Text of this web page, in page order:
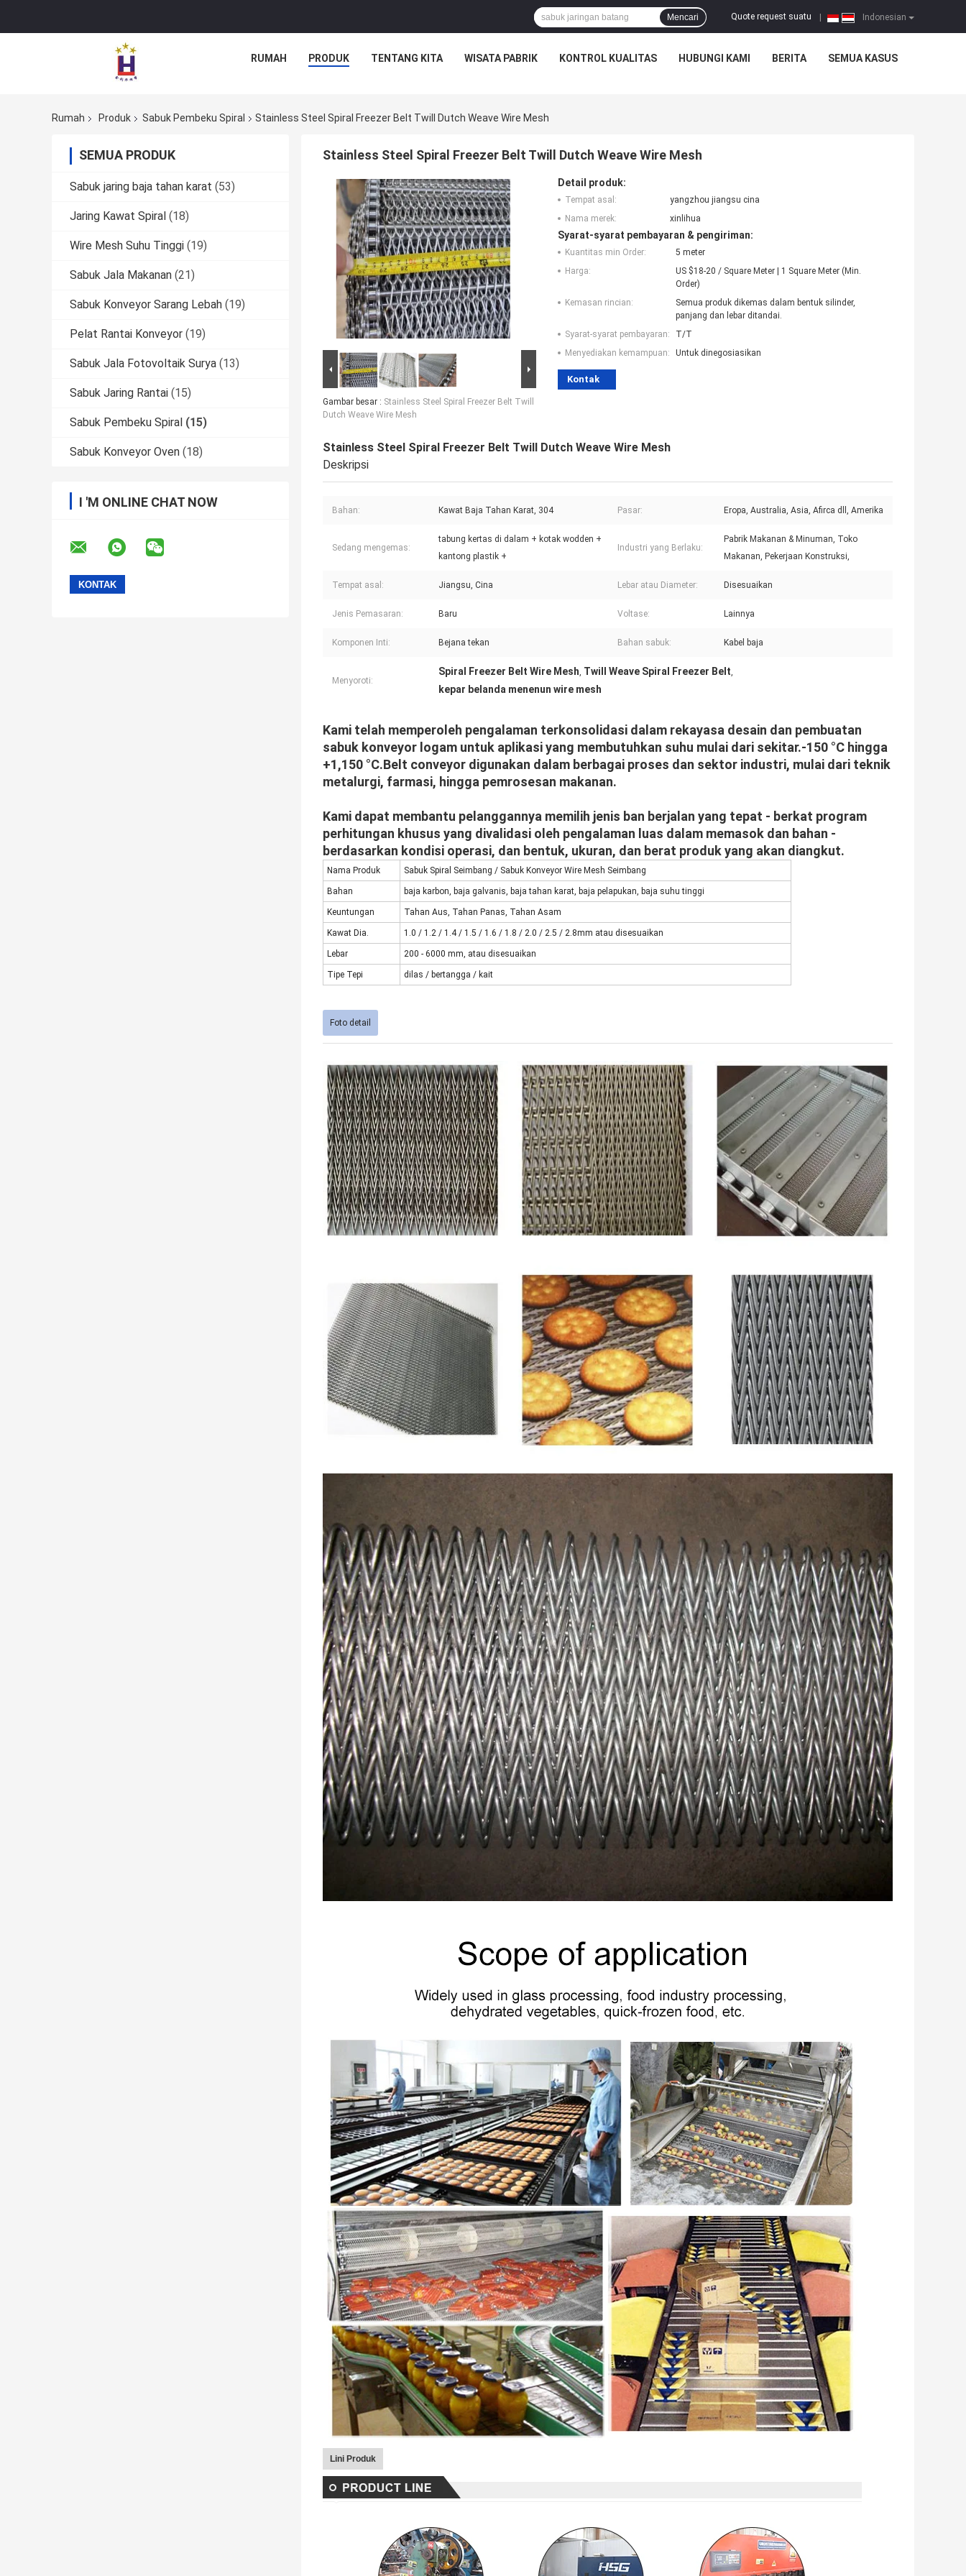
Indonesian
Quote request suatu
Mencari
RUMAH PRODUK TENTANG KITA WISATA PABRIK KONTROL KUALITAS HUBUNGI KAMI BERITA SEMUA KASUS
Rumah Produk Sabuk Pembeku Spiral Stainless Steel Spiral Freezer Belt Twill Dutch Weave Wire Mesh
SEMUA PRODUK
Sabuk jaring baja tahan karat (53)
Jaring Kawat Spiral (18)
Wire Mesh Suhu Tinggi (19)
Sabuk Jala Makanan (21)
Sabuk Konveyor Sarang Lebah (19)
Pelat Rantai Konveyor (19)
Sabuk Jala Fotovoltaik Surya (13)
Sabuk Jaring Rantai (15)
Sabuk Pembeku Spiral (15)
Sabuk Konveyor Oven (18)
I 'M ONLINE CHAT NOW
Stainless Steel Spiral Freezer Belt Twill Dutch Weave Wire Mesh
Gambar besar : Stainless Steel Spiral Freezer Belt Twill
Dutch Weave Wire Mesh
Detail produk:
Tempat asal:
yangzhou jiangsu cina
Nama merek:
xinlihua
Syarat-syarat pembayaran & pengiriman:
Kuantitas min Order:
5 meter
Harga:
US $18-20 / Square Meter | 1 Square Meter (Min.
Order)
Kemasan rincian:
Semua produk dikemas dalam bentuk silinder,
panjang dan lebar ditandai.
Syarat-syarat pembayaran:
T/T
Menyediakan kemampuan:
Untuk dinegosiasikan
Kontak
Stainless Steel Spiral Freezer Belt Twill Dutch Weave Wire Mesh
Deskripsi
Bahan: Kawat Baja Tahan Karat, 304 Pasar: Eropa, Australia, Asia, Afirca dll, Amerika
Sedang mengemas:
tabung kertas di dalam + kotak wodden +
kantong plastik +
Industri yang Berlaku:
Pabrik Makanan & Minuman, Toko
Makanan, Pekerjaan Konstruksi,
Tempat asal: Jiangsu, Cina Lebar atau Diameter: Disesuaikan
Jenis Pemasaran: Baru Voltase: Lainnya
Komponen Inti: Bejana tekan Bahan sabuk: Kabel baja
Menyoroti:
Spiral Freezer Belt Wire Mesh, Twill Weave Spiral Freezer Belt,
kepar belanda menenun wire mesh
Kami telah memperoleh pengalaman terkonsolidasi dalam rekayasa desain dan pembuatan
sabuk konveyor logam untuk aplikasi yang membutuhkan suhu mulai dari sekitar.-150 °C hingga
+1,150 °C.Belt conveyor digunakan dalam berbagai proses dan sektor industri, mulai dari teknik
metalurgi, farmasi, hingga pemrosesan makanan.
Kami dapat membantu pelanggannya memilih jenis ban berjalan yang tepat - berkat program
perhitungan khusus yang divalidasi oleh pengalaman luas dalam memasok dan bahan -
berdasarkan kondisi operasi, dan bentuk, ukuran, dan berat produk yang akan diangkut.
Nama Produk Sabuk Spiral Seimbang / Sabuk Konveyor Wire Mesh Seimbang
Bahan baja karbon, baja galvanis, baja tahan karat, baja pelapukan, baja suhu tinggi
Keuntungan Tahan Aus, Tahan Panas, Tahan Asam
Kawat Dia. 1.0 / 1.2 / 1.4 / 1.5 / 1.6 / 1.8 / 2.0 / 2.5 / 2.8mm atau disesuaikan
Lebar 200 - 6000 mm, atau disesuaikan
Tipe Tepi dilas / bertangga / kait
Foto detail
Lini Produk